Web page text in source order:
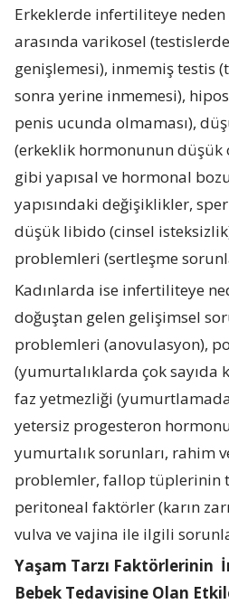
Erkeklerde infertiliteye
arasında varikosel
genişlemesi), inmemiş testis
sonra yerine inmemesi),
penis ucunda olmaması),
(erkeklik hormonunun düşük
gibi yapısal ve hormonal
yapısındaki değişiklikler,
düşük libido (cinsel
problemleri (sertleşme
Kadınlarda ise infertiliteye
doğuştan gelen gelişimsel
problemleri (anovulasyon),
(yumurtalıklarda çok sayıda
faz yetmezliği
yetersiz progesteron
yumurtalık sorunları, rahim
problemler, fallop tüplerinin
peritoneal faktörler (karın
vulva ve vajina ile ilgili
Yaşam Tarzı Faktörlerinin
Bebek Tedavisine Olan